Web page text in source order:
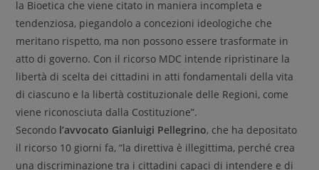
la Bioetica che viene citato in maniera incompleta e
tendenziosa, piegandolo a concezioni ideologiche che
meritano rispetto, ma non possono essere trasformate in
atto di governo. Con il ricorso MDC intende ripristinare la
libertà di scelta dei cittadini in atti fondamentali della vita
di ciascuno e la libertà costituzionale delle Regioni, come
viene riconosciuta dalla Costituzione”.
Secondo l’avvocato Gianluigi Pellegrino, che ha depositato
il ricorso 10 giorni fa, “la direttiva è illegittima, perché crea
una discriminazione tra i cittadini capaci di intendere e di